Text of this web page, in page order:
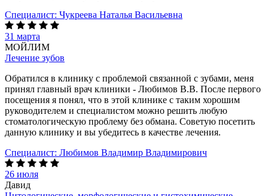
Специалист: Чукреева Наталья Васильевна
31 марта
МОЙЛИМ
Лечение зубов
Обратился в клинику с проблемой связанной с зубами, меня
принял главный врач клиники - Любимов В.В. После первого
посещения я понял, что в этой клинике с таким хорошим
руководителем и специалистом можно решить любую
стоматологическую проблему без обмана. Советую посетить
данную клинику и вы убедитесь в качестве лечения.
Специалист: Любимов Владимир Владимирович
26 июля
Давид